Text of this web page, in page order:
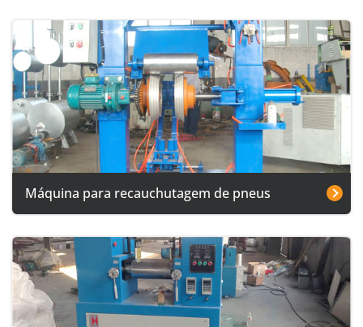
Máquina para recauchutagem de pneus